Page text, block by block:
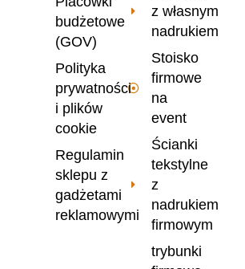
z własnym
nadrukiem
Stoisko
firmowe
na
event
Ścianki
tekstylne
z
nadrukiem
firmowym
trybunki
budżetowe
(GOV)
Polityka
prywatności
i plików
cookie
Regulamin
sklepu z
gadżetami
reklamowymi